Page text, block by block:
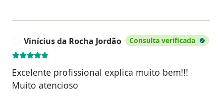
Vinícius da Rocha Jordão Consulta verificada
Excelente profissional explica muito bem!!!
Muito atencioso